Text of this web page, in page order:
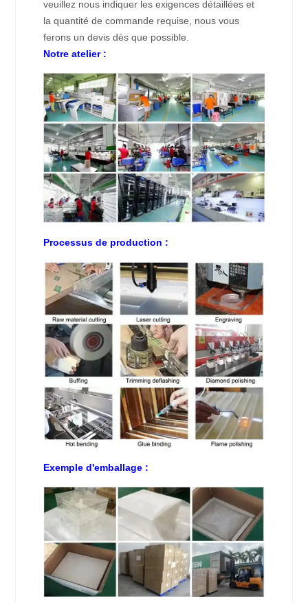
veuillez nous indiquer les exigences détaillées et
la quantité de commande requise, nous vous
ferons un devis dès que possible.
Notre atelier :
Processus de production :
Exemple d'emballage :